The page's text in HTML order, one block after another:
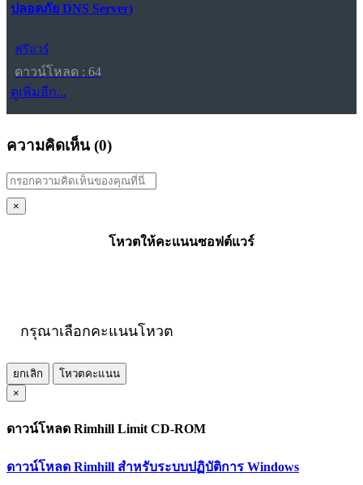
ปลอดภัย DNS Server)
ฟรีแวร์
ดาวน์โหลด : 64
ดูเพิ่มอีก...
ความคิดเห็น (0)
×
โหวตให้คะแนนซอฟต์แวร์
กรุณาเลือกคะแนนโหวต
ยกเลิก
โหวตคะแนน
×
ดาวน์โหลด Rimhill Limit CD-ROM
ดาวน์โหลด Rimhill สำหรับระบบปฏิบัติการ Windows